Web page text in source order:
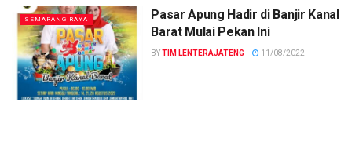
SEMARANG RAYA
Pasar Apung Hadir di Banjir Kanal
Barat Mulai Pekan Ini
BYTIM LENTERAJATENG 11/08/2022